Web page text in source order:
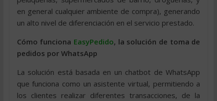
en general cualquier ambiente de compra), generando
un alto nivel de diferenciación en el servicio prestado.
Cómo funciona EasyPedido, la solución de toma de
pedidos por WhatsApp
La solución está basada en un chatbot de WhatsApp
que funciona como un asistente virtual, permitiendo a
los clientes realizar diferentes transacciones, de la